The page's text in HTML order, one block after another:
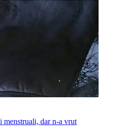
menstruali, dar n-a vrut